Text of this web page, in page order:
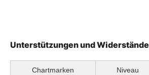
Unterstützungen und Widerstände
Chartmarken Niveau